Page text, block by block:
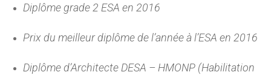
Diplôme grade 2 ESA en 2016
Prix du meilleur diplôme de l’année à l’ESA en 2016
Diplôme d’Architecte DESA – HMONP (Habilitation